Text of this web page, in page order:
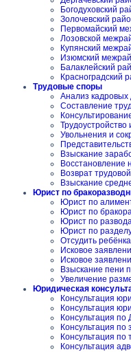
Богодуховский
Золочевский
Первомайский
Лозовской
Купянский
Изюмский
Балаклейский
Красноградский
Трудовые споры
Анализ кадровых
Составление
Трудоустройство
Увольнения и
Взыскание
Восстановление
Возврат
Взыскание
Юрист по
Юрист по
Юрист по
Юрист по
Юрист по
Отсудить ребёнка
Исковое
Исковое
Взыскание пени
Увеличение
Юридическая
Консультация
Консультация
Консультация по
Консультация
Консультация
Консультация